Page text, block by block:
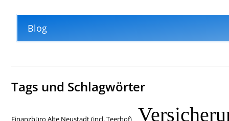
Blog
Tags und Schlagwörter
Finanzbüro Alte Neustadt (incl. Teerhof)